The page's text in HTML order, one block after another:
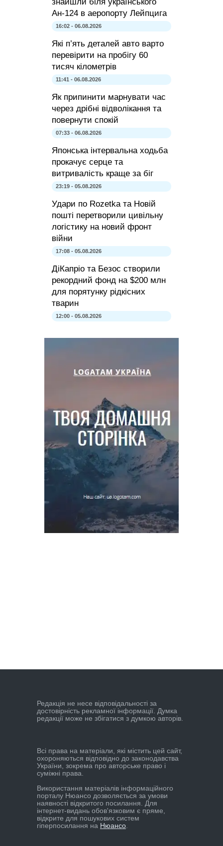
Ан-124 в аеропорту Лейпцига
16:02 - 06.08.2026
Які п’ять деталей авто варто
перевірити на пробігу 60
тисяч кілометрів
11:41 - 06.08.2026
Як припинити марнувати час
через дрібні відволікання та
повернути спокій
07:33 - 06.08.2026
Японська інтервальна ходьба
прокачує серце та
витривалість краще за біг
23:19 - 05.08.2026
Удари по Rozetka та Новій
пошті перетворили цивільну
логістику на новий фронт
війни
17:08 - 05.08.2026
ДіКапріо та Безос створили
рекордний фонд на $200 млн
для порятунку рідкісних
тварин
12:00 - 05.08.2026
Редакцiя не несе вiдповiдальностi за
достовiрнiсть рекламної iнформацiї. Думка
редакцiї може не збiгатися з думкою авторiв.
Всі права на матеріали, які містить цей сайт,
охороняються відповідно до законодавства
України, зокрема про авторське право і
суміжні права.
Використання матеріалів інформаційного
порталу Нюансо дозволяється за умови
наявності відкритого посилання. Для
інтернет-видань обов'язковим є пряме,
відкрите для пошукових систем
гіперпосилання на Нюансо